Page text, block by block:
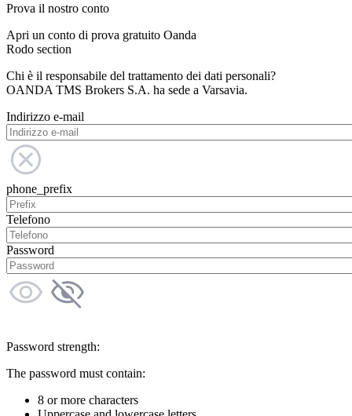
Prova il nostro conto
Apri un conto di prova gratuito Oanda
Rodo section
Chi è il responsabile del trattamento dei dati personali?
OANDA TMS Brokers S.A. ha sede a Varsavia.
Indirizzo e-mail
phone_prefix
Telefono
Password
Password strength:
The password must contain:
8 or more characters